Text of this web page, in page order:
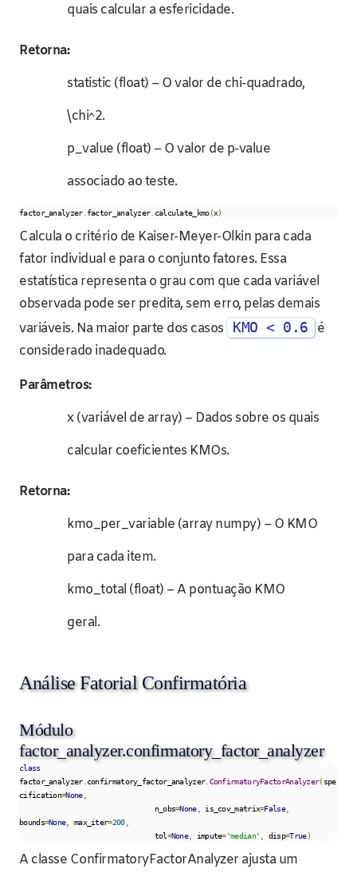
quais calcular a esfericidade.
Retorna:
statistic (float) – O valor de chi-quadrado,
\chi^2.
p_value (float) – O valor de p-value
associado ao teste.
factor_analyzer. factor_analyzer. calculate_kmo(x)
Calcula o critério de Kaiser-Meyer-Olkin para cada
fator individual e para o conjunto fatores. Essa
estatística representa o grau com que cada variável
observada pode ser predita, sem erro, pelas demais
variáveis. Na maior parte dos casos
KMO < 0.6
é
considerado inadequado.
Parâmetros:
x (variável de array) – Dados sobre os quais
calcular coeficientes KMOs.
Retorna:
kmo_per_variable (array numpy) – O KMO
para cada item.
kmo_total (float) – A pontuação KMO
geral.
Análise Fatorial Confirmatória
Módulo
factor_analyzer.confirmatory_factor_analyzer
class
factor_analyzer. confirmatory_factor_analyzer. ConfirmatoryFactorAnalyzer(spe
cification=None,
                                n_obs
=None, is_cov_matrix=False,
bounds=None, max_iter=200,
                                tol
=None, impute='median' disp=True)
A classe ConfirmatoryFactorAnalyzer ajusta um